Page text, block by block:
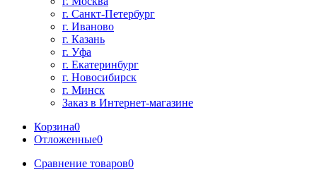
г. Санкт-Петербург
г. Иваново
г. Казань
г. Уфа
г. Екатеринбург
г. Новосибирск
г. Минск
Заказ в Интернет-магазине
Корзина0
Отложенные0
Сравнение товаров0